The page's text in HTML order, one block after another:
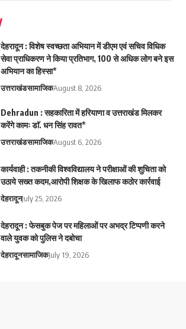
देहरादून : विशेष स्वच्छता अभियान में डीएम एवं सचिव विधिक
सेवा प्राधिकरण ने किया प्रतिभाग, 100 से अधिक लोग बने इस
अभियान का हिस्सा*
उत्तराखंडसामाजिकAugust 8, 2026
Dehradun : सहकारिता में हरियाणा व उत्तराखंड मिलकर
करेंगे कामः डाॅ. धन सिंह रावत*
उत्तराखंडसामाजिकAugust 6, 2026
कार्यवाही : तकनीकी विश्वविद्यालय ने परीक्षाओं की शुचिता को
उठाये सख्त कदम,आरोपी शिक्षक के खिलाफ कठोर कार्रवाई
देहरादूनJuly 25, 2026
देहरादून : फेसबुक पेज पर महिलाओं पर अभद्र टिप्पणी करने
वाले युवक को पुलिस ने दबोचा
देहरादूनसामाजिकJuly 19, 2026